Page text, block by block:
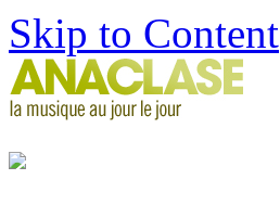
Skip to Content